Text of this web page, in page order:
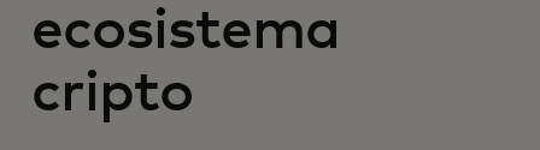
ecosistema
cripto